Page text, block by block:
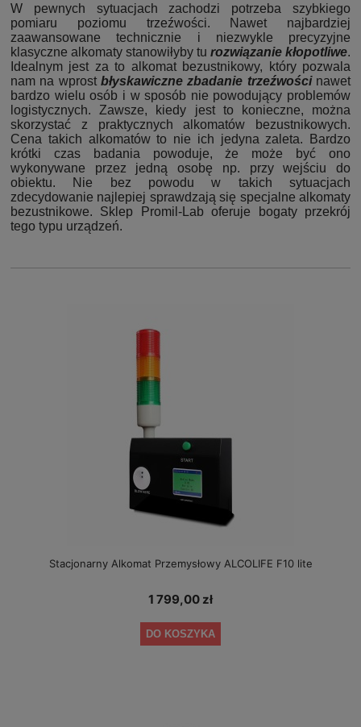
W pewnych sytuacjach zachodzi potrzeba szybkiego
pomiaru poziomu trzeźwości.
Nawet najbardziej
zaawansowane technicznie i niezwykle precyzyjne
klasyczne alkomaty stanowiłyby tu rozwiązanie kłopotliwe.
Idealnym jest za to alkomat bezustnikowy, który pozwala
nam na wprost błyskawiczne zbadanie trzeźwościnawet
bardzo wielu osób i w sposób nie powodujący problemów
logistycznych.Zawsze, kiedy jest to konieczne, można
skorzystać z praktycznych alkomatów bezustnikowych.
Cena takich alkomatów to nie ich jedyna zaleta.
Bardzo
krótki czas badania powoduje, że może być ono
wykonywane przez jedną osobę np. przy wejściu do
obiektu. Nie bez powodu w takich sytuacjach
zdecydowanie najlepiej sprawdzają się specjalne alkomaty
bezustnikowe. Sklep Promil-Lab oferuje bogaty przekrój
tego typu urządzeń.
Stacjonarny Alkomat Przemysłowy ALCOLIFE F10 lite
1 799,00 zł
DO KOSZYKA